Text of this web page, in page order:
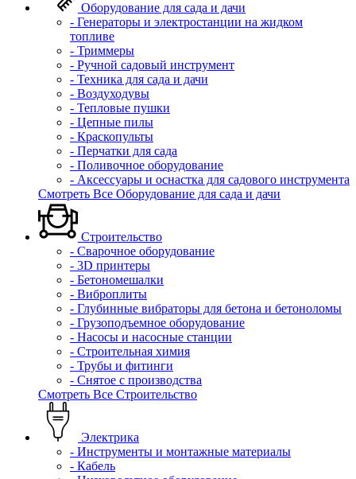
Оборудование для сада и дачи
- Генераторы и электростанции на жидком
топливе
- Триммеры
- Ручной садовый инструмент
- Техника для сада и дачи
- Воздуходувы
- Тепловые пушки
- Цепные пилы
- Краскопульты
- Перчатки для сада
- Поливочное оборудование
- Аксессуары и оснастка для садового инструмента
Смотреть Все Оборудование для сада и дачи
Строительство
- Сварочное оборудование
- 3D принтеры
- Бетономешалки
- Виброплиты
- Глубинные вибраторы для бетона и бетоноломы
- Грузоподъемное оборудование
- Насосы и насосные станции
- Строительная химия
- Трубы и фитинги
- Снятое с производства
Смотреть Все Строительство
Электрика
- Инструменты и монтажные материалы
- Кабель